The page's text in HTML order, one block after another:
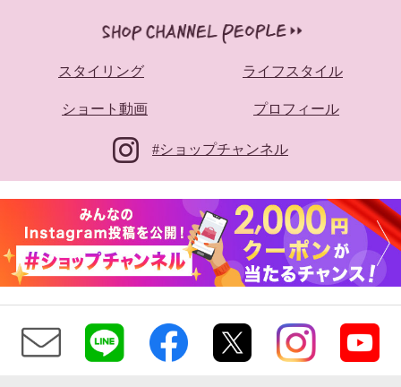
スタイリング ライフスタイル
ショート動画 プロフィール
#ショップチャンネル